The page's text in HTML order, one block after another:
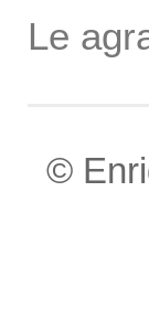
Le
©